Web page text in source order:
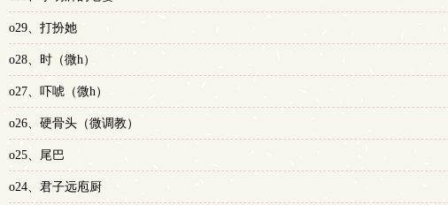
o29、打扮她
o28、时（微h）
o27、吓唬（微h）
o26、硬骨头（微调教）
o25、尾巴
o24、君子远庖厨